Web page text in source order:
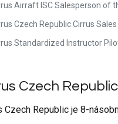
Airraft ISC Salesperson of
Czech Republic Cirrus
Standardized Instructor
Czech Republic
Czech Republic je 8-